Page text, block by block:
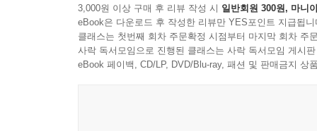
3,000원 이상 구매 후 리뷰 작성 시 일반회원 300원, 마니
eBook은 다운로드 후 작성한 리뷰만 YES포인트 지급됩니
클래스는 첫번째 회차 주문확정 시점부터 마지막 회차 주
사락 독서모임으로 진행된 클래스는 사락 독서모임 게시
eBook 페이백, CD/LP, DVD/Blu-ray, 패션 및 판매금지 상